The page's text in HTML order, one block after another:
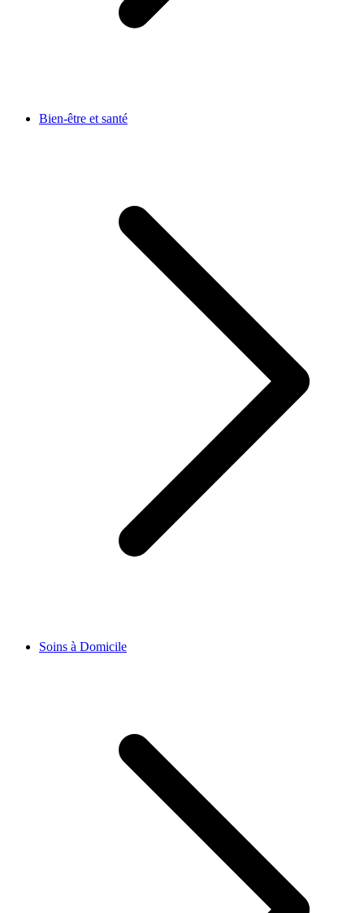
Bien-être et santé
Soins à Domicile